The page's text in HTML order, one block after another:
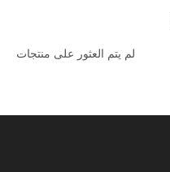
لم يتم العثور على منتجات